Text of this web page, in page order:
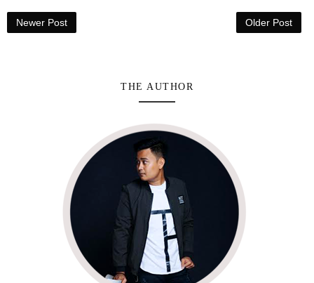
Newer Post Older Post
THE AUTHOR